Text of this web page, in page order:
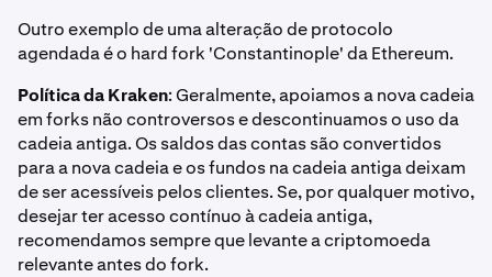
Outro exemplo de uma alteração de protocolo
agendada é o hard fork 'Constantinople' da Ethereum.
Política da Kraken: Geralmente, apoiamos a nova cadeia
em forks não controversos e descontinuamos o uso da
cadeia antiga. Os saldos das contas são convertidos
para a nova cadeia e os fundos na cadeia antiga deixam
de ser acessíveis pelos clientes. Se, por qualquer motivo,
desejar ter acesso contínuo à cadeia antiga,
recomendamos sempre que levante a criptomoeda
relevante antes do fork.